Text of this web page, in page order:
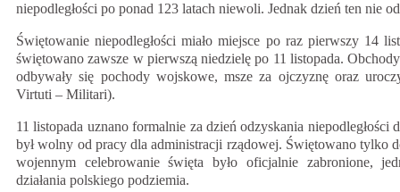
niepodległości po ponad 123 latach niewoli. Jednak dzień ten nie
Świętowanie niepodległości miało miejsce po raz pierwszy 14
świętowano zawsze w pierwszą niedzielę po 11 listopada.
odbywały się pochody wojskowe, msze za ojczyznę oraz
Virtuti – Militari).
11 listopada uznano formalnie za dzień odzyskania
był wolny od pracy dla administracji rządowej. Świętowano
wojennym celebrowanie święta było oficjalnie zabronione,
działania polskiego podziemia.